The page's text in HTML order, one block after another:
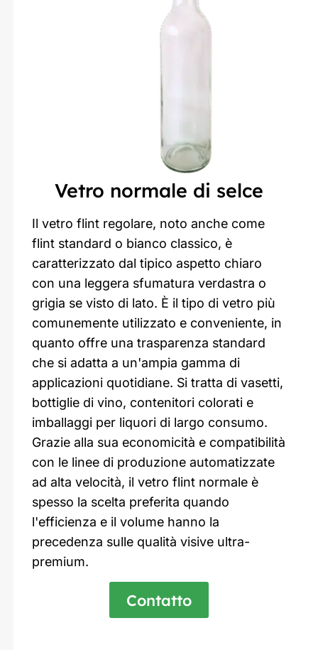
Vetro normale di selce
Il vetro flint regolare, noto anche come
flint standard o bianco classico, è
caratterizzato dal tipico aspetto chiaro
con una leggera sfumatura verdastra o
grigia se visto di lato. È il tipo di vetro più
comunemente utilizzato e conveniente, in
quanto offre una trasparenza standard
che si adatta a un'ampia gamma di
applicazioni quotidiane. Si tratta di vasetti,
bottiglie di vino, contenitori colorati e
imballaggi per liquori di largo consumo.
Grazie alla sua economicità e compatibilità
con le linee di produzione automatizzate
ad alta velocità, il vetro flint normale è
spesso la scelta preferita quando
l'efficienza e il volume hanno la
precedenza sulle qualità visive ultra-
premium.
Contatto